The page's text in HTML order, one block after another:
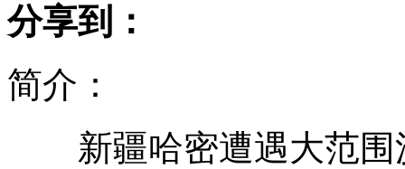
瓜子人性化包装 提供装壳小袋子
分享到：
简介：
新疆哈密遭遇大范围